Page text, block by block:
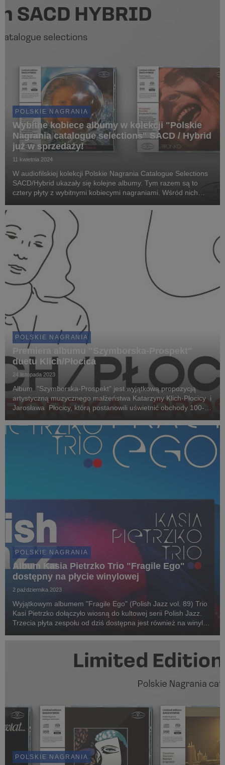
POLSKIE NAGRANIA
Wybitne kobiece albumy w kolekcji "Polskie
Nagrania catalogue selections" SACD / Hybrid
już w sprzedaży!
11 kwietnia 2024
W audiofilskiej kolekcji Polskie Nagrania Catalogue Selections
SACD/Hybrid ukazały się kolejne albumy. Tym razem są to
cztery płyty z wybitnymi kobiecymi nagraniami. Wśród nich
"Sing-Sing" Maryli Rodowicz, ...
POLSKIE NAGRANIA
Premiera albumu "Szymborska-Prospekt"
duetu Klich/Płocica
24 listopada 2023
Album "Szymborska-Prospekt" jest wyjątkową propozycją
artystyczną muzycznego małżeństwa Katarzyny Klich-Płocicy i
Jarosława Płocicy, którą postanowili uświetnić obchody 100-
oficjalnym patronatem Fundacji Wisławy S...
POLSKIE NAGRANIA
Album Kasia Pietrzko Trio "Fragile Ego"
dostępny na płycie winylowej
2 października 2023
Wyjątkowym albumem "Fragile Ego" (Polish Jazz vol. 89) Trio
Kasi Pietrzko dołączyło wiosną do kultowej serii Polish Jazz.
Trzecia płyta zespołu od dziś dostępna jest również na winylu.
POLSKIE NAGRANIA